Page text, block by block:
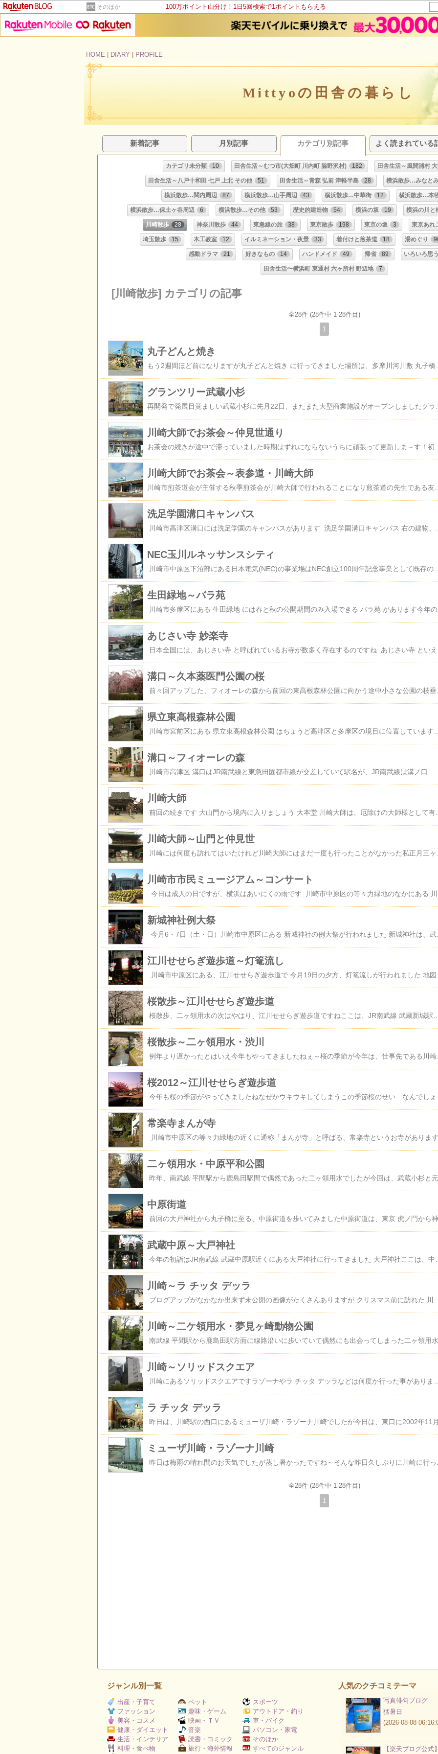
そのほか 100万ポイント山分け！1日5回検索で1ポイントもらえる
HOME
DIARY PROFILE
Mittyoの田舎の暮らし
新着記事 月別記事 カテゴリ別記事 よく読まれている
カテゴリ未分類 10 田舎生活～むつ市(大畑町 川内町 脇野沢村) 182 田舎生活～風間浦村
田舎生活～八戸十和田 七戸 上北 その他 51 田舎生活～青森 弘前 津軽半島 28 横浜散歩…みなと
横浜散歩…関内周辺 87 横浜散歩…山手周辺 43 横浜散歩…中華街 12 横浜散歩…本
横浜散歩…保土ヶ谷周辺 6 横浜散歩…その他 53 歴史的建造物 54 横浜の坂 19 横浜の川と
川崎散歩 28 神奈川散歩 44 東急線の旅 38 東京散歩 198 東京の坂 3 東京あれ
埼玉散歩 15 木工教室 12 イルミネーション・夜景 33 着付けと煎茶道 18 湯めぐり
感動ドラマ 21 好きなもの 14 ハンドメイド 49 帰省 89 いろいろ思
田舎生活〜横浜町 東通村 六ヶ所村 野辺地 7
[川崎散歩] カテゴリの記事
全28件 (28件中 1-28件目)
1
丸子どんと焼き
グランツリー武蔵小杉
川崎大師でお茶会～仲見世通り
川崎大師でお茶会～表参道・川崎大師
川崎市煎茶道会が主催する秋季煎茶会が川崎大師で行われることになり煎茶道の先生である友達から招待券をいただきましたので初めてのお茶会に行ってきました京急川崎大師駅南口駅前ロータリーからのびる川崎大師らしい二つの通りがありました川崎大師ごりやく通り 川崎大師 表参道 厄除門 川崎大師 表参道 厄除門をくぐって川崎大師まで続く商店街には、土産物屋や蕎麦処お団子・甘味処や甘酒・煎餅屋など参道によくある店のほかせき止め飴・しょうが飴や久寿餅などここならではのものまで色々なお店が軒を連ねます川崎大師には、大山門・不動門・至真門と西解脱門 の4つの門がありますがこの商店街から右に入ったところにある西解脱門から入りましょう入ってすぐ右、信徒会館 のロビーのステンドグラスが綺麗でした～境内は広く建築物の多さにも驚きますが大山門から大本堂につづく参道には屋台が連なってお祭り？なんでしょうか八角五重塔 福徳稲荷福徳神社は、日本橋にありましたがここには、お稲荷さんがあるんですね福徳稲荷の隣の建物が本日のお茶会の会場となります～
洗足学園溝口キャンパス
NEC玉川ルネッサンスシティ
川崎市中原区下沼部にある日本電気(NEC)の事業場はNEC創立100周年記念事業として既存の玉川事業場の一部を高層ビル群に建て替えたものでノースタワー(2000年1月竣工)とサウスタワー(2005年3月竣工)ホール棟で構成されています 2つのタワーの間は連絡橋で繋がれ屋上にはヘリポートが設置されているそうです NEC玉川ルネッサンスシティ 地図 ノース・サウスタワーの前部分にはホール棟がありここは、ホール棟の屋上広場になります NEC玉川ルネッサンスシティの敷地内には小さい神社がありました 日電玉川稲荷神社手入れの行き届いた参道と手水場があります京都の伏見稲荷神社から分霊を受けて1939年に建立されたものだそうです JR南武線とJR横須賀線に挟まれた場所にあり踏切を渡るとすぐにJR向河原駅 向河原駅前から東に延びる商店街を通って下沼部の交差点を南下して散策はまだ続きます～
生田緑地～バラ苑
川崎市多摩区にある 生田緑地 には春と秋の公開期間のみ入場できる バラ苑 があります今年の秋の公開期間は11月4日で終了しましたが何とか間に合って観ることができました JR南武線 宿河原駅からニヶ領用水を超え府中街道沿い
あじさい寺 妙楽寺
溝口～久本薬医門公園の桜
前々回アップした、フィオーレの森から前回の東高根森林公園に向かう途中小さな公園の枝垂れ桜が綺麗でしたので撮影しましたこじんまりとして綺麗に整備された公園あとで調べたら、久本薬医門公園 という公園であ
県立東高根森林公園
溝口～フィオーレの森
川崎大師
前回の続きです 大山門から境内に入りましょう 大本堂 川崎大師は、厄除けの大師様として有名ですがあと2年で還暦を迎える私はそろそろ厄年（女性60歳～62歳）だから参拝しておかなくては… 大本坊 不動堂 自動車交通安全祈祷殿 こちらかなり異彩を放っておりましたまるでインドの寺院のようですね お正月の三ヶ日は大変な混みようで山門から大本堂に辿り着くまで数時間はかかると聞いたことがあります かなり日が経ってしまったけれどゆっくり参拝できて良かった～
川崎大師～山門と仲見世
川崎市市民ミュージアム～コンサート
新城神社例大祭
今月6・7日（土・日）川崎市中原区にある 新城神社の例大祭が行われました 新城神社は、武蔵新城駅から武蔵中原駅方向に 5分程歩いた場所にあります 地図 新城神社 たまたま近くを通りかかったら 何やらお囃子らしき音色が～ これは祭
江川せせらぎ遊歩道～灯篭流し
桜散歩～江川せせらぎ遊歩道
桜散歩～二ヶ領用水・渋川
例年より遅かったとはいえ今年もやってきましたねぇ～桜の季節が今年は、仕事先である川崎市中原区を中心に桜散歩をしてみました まず一番に挙げたいのがここ二ヶ領用水と分岐する渋川の桜中原区の14号線にある石神橋から眺めた渋川です 地図 川沿いを上流に向って歩いてみました水の流れと桜、良い雰囲気～！ 2号線を北上し、平和公園へ向い
桜2012～江川せせらぎ遊歩道
常楽寺まんが寺
二ヶ領用水・中原平和公園
中原街道
武蔵中原～大戸神社
川崎～ラ チッタ デッラ
川崎～二ケ領用水・夢見ヶ崎動物公園
川崎～ソリッドスクエア
ラ チッタ デッラ
ミューザ川崎・ラゾーナ川崎
全28件 (28件中 1-28件目)
1
ジャンル別一覧
出産・子育て
ファッション
美容・コスメ
健康・ダイエット
生活・インテリア
料理・食べ物
ペット
趣味・ゲーム
映画・ＴＶ
音楽
読書・コミック
旅行・海外情報
スポーツ
アウトドア・釣り
車・バイク
パソコン・家電
そのほか
すべてのジャンル
人気のクチコミテーマ
写真俳句ブログ
猛暑日
(2026-08-08
【楽天ブログ公